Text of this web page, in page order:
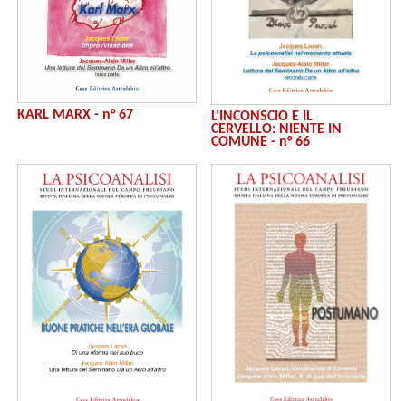
KARL MARX - n° 67
L'INCONSCIO E IL
CERVELLO: NIENTE IN
COMUNE - n° 66